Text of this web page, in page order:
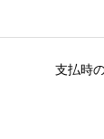
支払時